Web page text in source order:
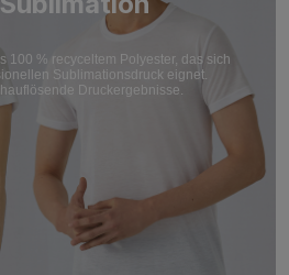
100 % recyceltem Polyester, das sich
Sublimationsdruck eignet.
Druckergebnisse.